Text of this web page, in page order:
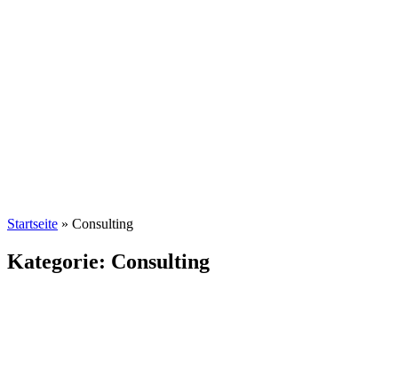
Startseite » Consulting
Kategorie: Consulting